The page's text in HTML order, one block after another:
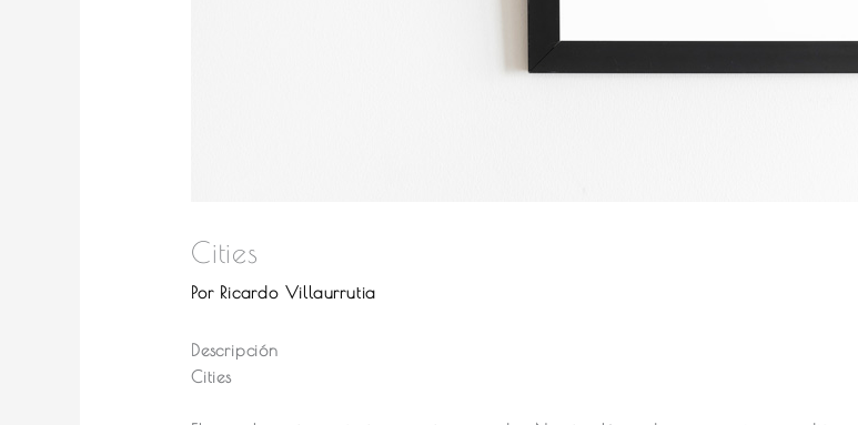
Cities
Por Ricardo Villaurrutia
Descripción
Cities